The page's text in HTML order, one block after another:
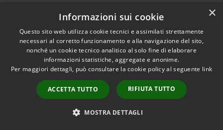
Obiettivi accessibilità 2026
RSS
Accessibilità
Copyright © 2026 • Comune di
Ischia • Powered by
Municipium•
Accesso
redazione
×
Informazioni sui cookie
Questo sito web utilizza cookie tecnici e assimilati strettamente
necessari al corretto funzionamento e alla navigazione del sito,
nonché un cookie tecnico analitico al solo fine di elaborare
informazioni statistiche, aggregate e anonime.
Per maggiori dettagli, può consultare la cookie policy al seguente link
ACCETTA TUTTO RIFIUTA TUTTO
MOSTRA DETTAGLI